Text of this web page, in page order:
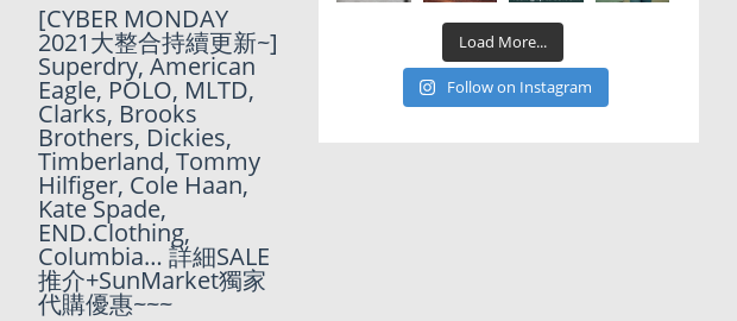
Columbia 75折 Labor
DaySale! 再加
SunMarket獨家85折優
惠!!!
[CYBER MONDAY
2021大整合持續更新~]
Superdry, American
Eagle, POLO, MLTD,
Clarks, Brooks
Brothers, Dickies,
Timberland, Tommy
Hilfiger, Cole Haan,
Kate Spade,
END.Clothing,
Columbia… 詳細SALE
推介+SunMarket獨家
代購優惠~~~
Load More...
Follow on Instagram